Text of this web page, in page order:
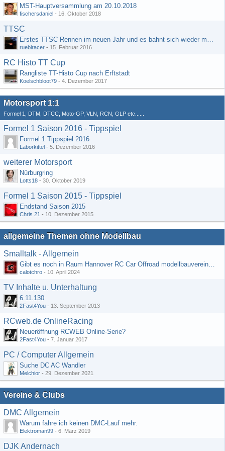
MST-Hauptversammlung am 20.10.2018
fischersdaniel - 16. Oktober 2018
TTSC
Erstes TTSC Rennen im neuen Jahr und es bahnt sich wieder mal eine Rekordteilnehmerzahl an
ruebiracer - 15. Februar 2016
RC Histo TT Cup
Rangliste TT-Histo Cup nach Erftstadt
Koelschbloot79 - 4. Dezember 2017
Motorsport 1:1
Formel 1, DTM, DTCC, Moto-GP, VLN, RCN, GLP etc......
Formel 1 Saison 2016 - Tippspiel
Formel 1 Tippspiel 2016
Laborkittel - 5. Dezember 2016
weiterer Motorsport
Nürburgring
Lotts18 - 30. Oktober 2019
Formel 1 Saison 2015 - Tippspiel
Endstand Saison 2015
Chris 21 - 10. Dezember 2015
allgemeine Themen ohne Modellbau
Smalltalk - Allgemein
Gibt es noch in Raum Hannover RC Car Offroad modellbauvereine, habe selbst schon gegoogelt aber erfolglos
calotchro - 10. April 2024
TV Inhalte u. Unterhaltung
6.11.130
2Fast4You - 13. September 2013
RCweb.de OnlineRacing
Neueröffnung RCWEB Online-Serie?
2Fast4You - 7. Januar 2017
PC / Computer Allgemein
Suche DC AC Wandler
Melchior - 29. Dezember 2021
Vereine & Clubs
DMC Allgemein
Warum fahre ich keinen DMC-Lauf mehr.
Elektroman99 - 6. März 2019
DJK Andernach